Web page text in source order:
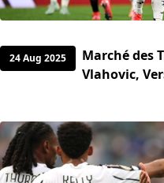
24 Aug 2025
Marché des
Vlahovic,